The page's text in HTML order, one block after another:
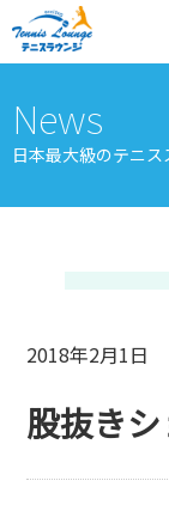
News
日本最大級のテニ
2018年2月1日
股抜き